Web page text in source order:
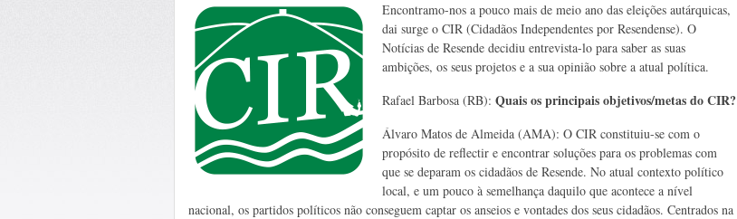
Encontramo-nos a pouco mais de meio ano das eleições autárquicas,
dai surge o CIR (Cidadãos Independentes por Resendense). O
Notícias de Resende decidiu entrevista-lo para saber as suas
ambições, os seus projetos e a sua opinião sobre a atual política.
Rafael Barbosa (RB): Quais os principais objetivos/metas do CIR?
Álvaro Matos de Almeida (AMA): O CIR constituiu-se com o
propósito de reflectir e encontrar soluções para os problemas com
que se deparam os cidadãos de Resende. No atual contexto político
local, e um pouco à semelhança daquilo que acontece a nível
nacional, os partidos políticos não conseguem captar os anseios e vontades dos seus cidadãos. Centrados na